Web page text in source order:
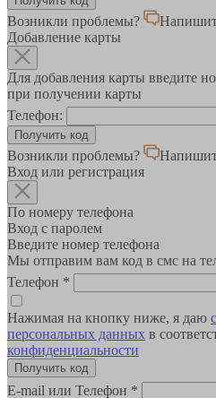
Возникли проблемы?
Добавление карты
Для добавления карты введите
при получении карты
Телефон:
Возникли проблемы?
Вход или регистрация
По номеру телефона
Вход с паролем
Введите номер телефона
Мы отправим вам код в смс на
Телефон *
Нажимая на кнопку ниже, я даю
персональных данных в
конфиденциальности
E-mail или Телефон *